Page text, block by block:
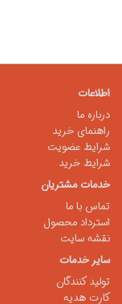
اطلاعات
درباره ما
راهنمای خرید
شرایط عضویت
شرایط خرید
خدمات مشتریان
تماس با ما
استرداد محصول
نقشه سایت
سایر خدمات
تولید کنندگان
کارت هدیه